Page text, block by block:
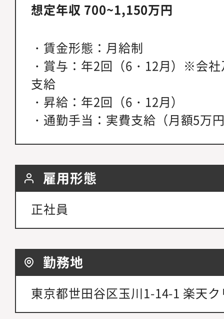
想定年収 700~1,150万円
・賃金形態：月給制
・賞与：年2回（6・12月）※会
支給
・昇給：年2回（6・12月）
・通勤手当：実費支給（月額5万
雇用形態
正社員
勤務地
東京都世田谷区玉川1-14-1 楽天